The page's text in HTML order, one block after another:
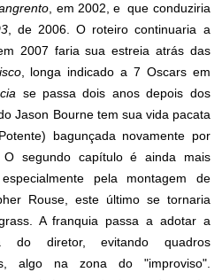
, em 2002, e que conduziria
, de 2006. O roteiro continuaria a
2007 faria sua estreia atrás das
, longa indicado a 7 Oscars em
se passa dois anos depois dos
Jason Bourne tem sua vida pacata
bagunçada novamente por
O segundo capítulo é ainda mais
pela montagem de
Rouse, este último se tornaria
A franquia passa a adotar a
do diretor, evitando quadros
algo na zona do "improviso".